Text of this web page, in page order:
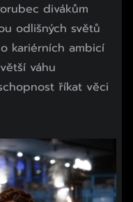
divákům
odlišných světů
kariérních ambicí
váhu
říkat věci